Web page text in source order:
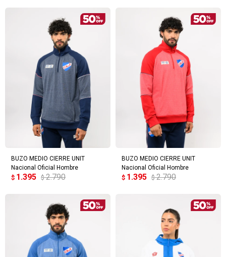
BUZO MEDIO CIERRE UNIT
Nacional Oficial Hombre
$ 1.395 $ 2.790
BUZO MEDIO CIERRE UNIT
Nacional Oficial Hombre
$ 1.395 $ 2.790